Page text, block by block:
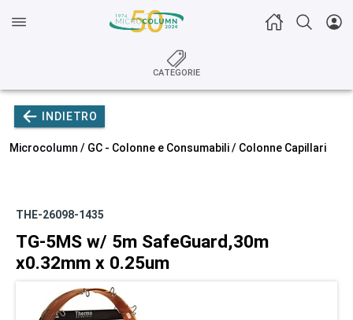
CATEGORIE
INDIETRO
Microcolumn / GC - Colonne e Consumabili/ Colonne Capillari
THE-26098-1435
TG-5MS w/ 5m SafeGuard,30m
x0.32mm x 0.25um